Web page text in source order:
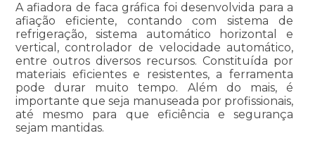
A afiadora de faca gráfica foi desenvolvida para a
afiação eficiente, contando com sistema de
refrigeração, sistema automático horizontal e
vertical, controlador de velocidade automático,
entre outros diversos recursos. Constituída por
materiais eficientes e resistentes, a ferramenta
pode durar muito tempo. Além do mais, é
importante que seja manuseada por profissionais,
até mesmo para que eficiência e segurança
sejam mantidas.